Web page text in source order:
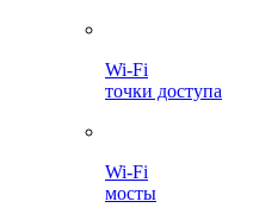
Wi-Fi
точки доступа
Wi-Fi
мосты